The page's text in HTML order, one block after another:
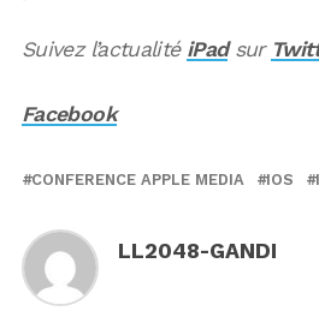
Suivez l’actualité iPadsur
Facebook
CONFERENCE APPLE MEDIA IOS
LL2048-GANDI